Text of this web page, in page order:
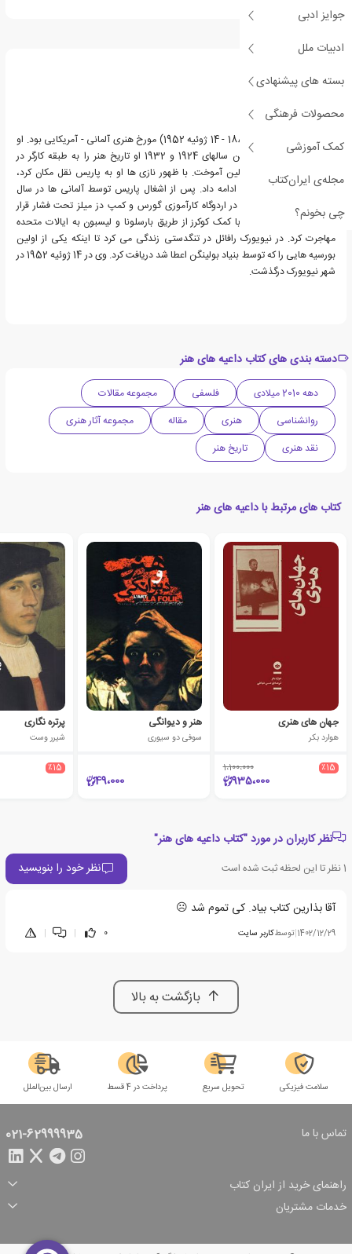
جوایز ادبی
ادبیات ملل
بسته های پیشنهادی
محصولات فرهنگی
کمک آموزشی
مجله‌ی ایران‌کتاب
چی بخونم؟
درباره ماکس رافائل
ماکس رافائل (27 اوت 1889 - 14 ژوئیه 1952) مورخ هنری آلمانی - آمریکایی بود. او
از والدین یهودی بود. بین سالهای 1924 و 1932 او تاریخ هنر را به طبقه کارگر در
Volkhochschule در برلین آموخت. با ظهور نازی ها او به پاریس نقل مکان کرد،
جایی که به نوشتن خود ادامه داد. پس از اشغال پاریس توسط آلمانی ها در سال
1940، وی به طور موقت در اردوگاه کارآموزی گورس و کمپ دز میلز تحت فشار قرار
گرفت. پس از آزادی وی با کمک کوکرز از طریق بارسلونا و لیسبون به ایالات متحده
مهاجرت کرد. در نیویورک رافائل در تنگدستی زندگی می کرد تا اینکه یکی از اولین
بورسیه هایی را که توسط بنیاد بولینگن اعطا شد دریافت کرد. وی در 14 ژوئیه 1952 در
شهر نیویورک درگذشت.
دسته بندی های کتاب داعیه های هنر
دهه 2010 میلادی فلسفی
مجموعه مقالات
روانشناسی
هنری مقاله
مجموعه آثار هنری
نقد هنری
تاریخ هنر
کتاب های مرتبط با داعیه های هنر
جهان های هنری
هوارد بکر
٪15 1،100،000
935،000
هنر و دیوانگی
سوفی دو سیوری
49،000
پرتره نگاری
شیرر وست
٪15
نظر کاربران در مورد "کتاب داعیه های هنر"
1نظر تا این لحظه ثبت شده است نظر خود را بنویسید
آقا بذارین کتاب بیاد. کی تموم شد ☹
1402/12/29
|توسطکاربر سایت 0
|
|
بازگشت به بالا
سلامت فیزیکی تحویل سریع پرداخت در 4 قسط ارسال بین‌الملل
تماس با ما 021-62999935
راهنمای خرید از ایران کتاب
ثبت سفارش
شرایط ارسال سفارش
شیوه پرداخت
تخفیف‌های خرید
خدمات مشتریان